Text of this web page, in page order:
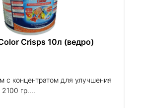
Crisps 10л (ведро)
с концентратом для улучшения
гр....